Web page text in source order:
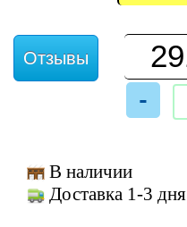
Отзывы
-
В наличии
Доставка 1-3 дня